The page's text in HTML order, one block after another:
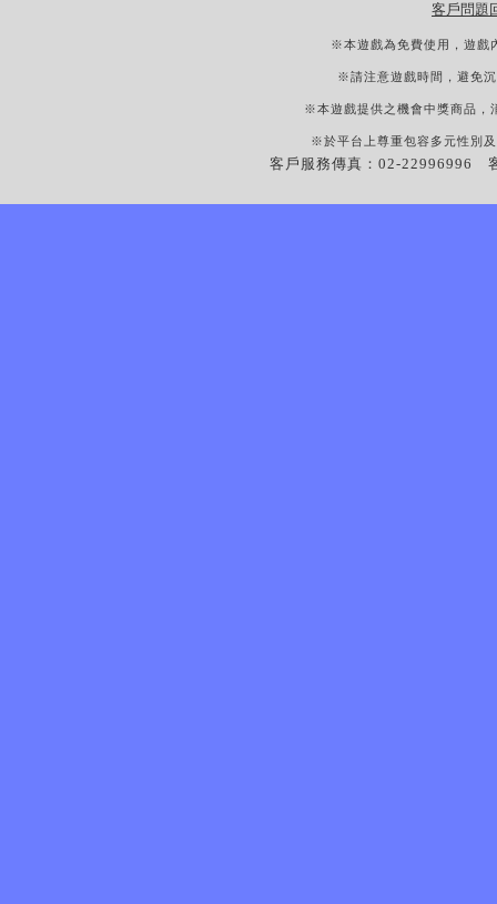
客戶問題
※本遊戲為免費使用，遊戲
※請注意遊戲時間，避免
※本遊戲提供之機會中獎商品，
※於平台上尊重包容多元性別
客戶服務傳真：02-22996996